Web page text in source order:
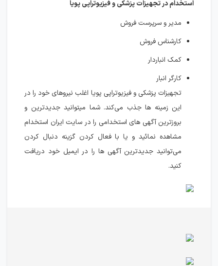
استخدام در تجهیزات پزشکی و فیزیوتراپی پویا
مدیر و سرپرست فروش
کارشناس فروش
کمک انباردار
کارگر انبار
تجهیزات پزشکی و فیزیوتراپی پویا اغلب نیروهای خود را در
این زمینه ها جذب می‌کند. شما می‎توانید جدیدترین و
بروزترین آگهی های استخدامی را در سایت ایران استخدام
مشاهده نمائید و یا با فعال کردن گزینه دنبال کردن
می‌توانید جدیدترین آگهی ها را در ایمیل خود دریافت
کنید.